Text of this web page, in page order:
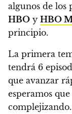
algunos de los
HBO y HBO
principio.
La primera
tendrá 6
que avanzar
esperamos